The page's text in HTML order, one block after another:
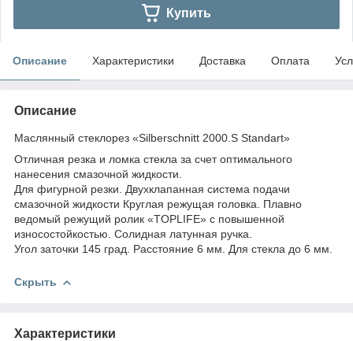
Купить
Описание Характеристики Доставка Оплата
Описание
Маслянный стеклорез «Silberschnitt 2000.S Standart»
Отличная резка и ломка стекла за счет оптимального
нанесения смазочной жидкости.
Для фигурной резки. Двухклапанная система подачи
смазочной жидкости Круглая режущая головка. Плавно
ведомый режущий ролик «TOPLIFE» с повышенной
износостойкостью. Солидная латунная ручка.
Угол заточки 145 град. Расстояние 6 мм. Для стекла до 6 мм.
Скрыть
Характеристики